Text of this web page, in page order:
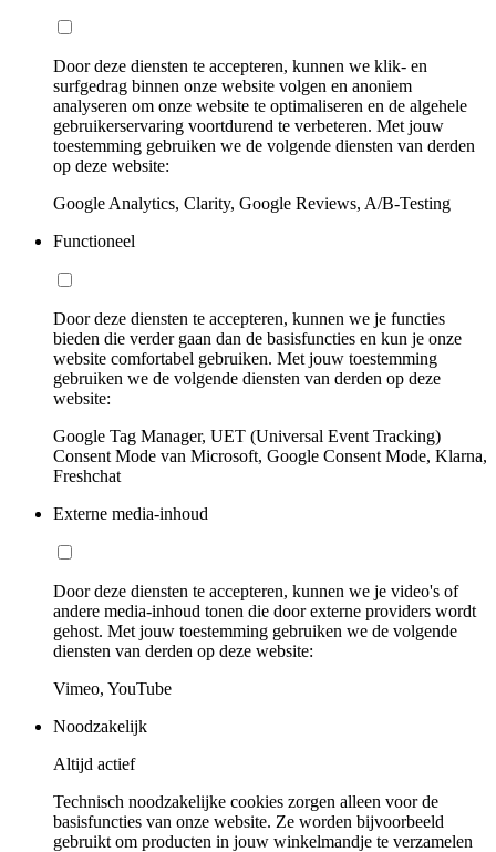
Door deze diensten te accepteren, kunnen we klik- en
surfgedrag binnen onze website volgen en anoniem
analyseren om onze website te optimaliseren en de algehele
gebruikerservaring voortdurend te verbeteren. Met jouw
toestemming gebruiken we de volgende diensten van derden
op deze website:
Google Analytics, Clarity, Google Reviews, A/B-Testing
Functioneel
Door deze diensten te accepteren, kunnen we je functies
bieden die verder gaan dan de basisfuncties en kun je onze
website comfortabel gebruiken. Met jouw toestemming
gebruiken we de volgende diensten van derden op deze
website:
Google Tag Manager, UET (Universal Event Tracking)
Consent Mode van Microsoft, Google Consent Mode, Klarna,
Freshchat
Externe media-inhoud
Door deze diensten te accepteren, kunnen we je video's of
andere media-inhoud tonen die door externe providers wordt
gehost. Met jouw toestemming gebruiken we de volgende
diensten van derden op deze website:
Vimeo, YouTube
Noodzakelijk
Altijd actief
Technisch noodzakelijke cookies zorgen alleen voor de
basisfuncties van onze website. Ze worden bijvoorbeeld
gebruikt om producten in jouw winkelmandje te verzamelen